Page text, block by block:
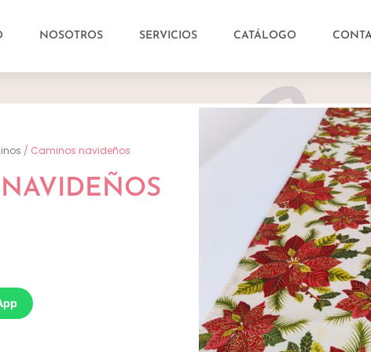
NOSOTROS SERVICIOS CATÁLOGO
/ Caminos navideños